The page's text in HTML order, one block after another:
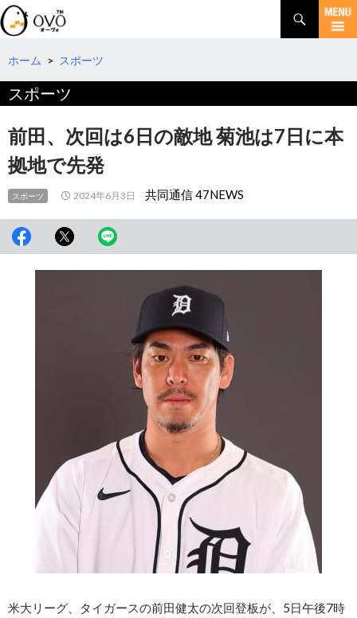
検
索
コ
テ
へ
移
ホーム > スポーツ
スポーツ
前田、次回は6日の敵地 菊池は7日に本
拠地で先発
スポーツ 2024年6月3日 共同通信 47NEWS
米大リーグ、タイガースの前田健太の次回登板が、5日午後7時